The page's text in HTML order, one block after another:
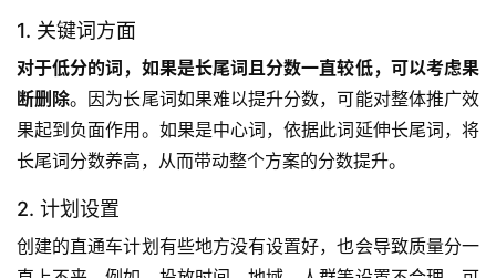
1. 关键词方面
对于低分的词，如果是长尾词且分数一直较低，可以考虑果
断删除。因为长尾词如果难以提升分数，可能对整体推广效
果起到负面作用。如果是中心词，依据此词延伸长尾词，将
长尾词分数养高，从而带动整个方案的分数提升。
2. 计划设置
创建的直通车计划有些地方没有设置好，也会导致质量分一